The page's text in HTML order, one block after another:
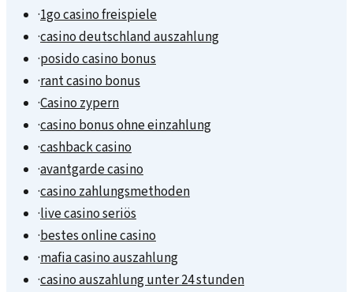
·1go casino freispiele
·casino deutschland auszahlung
·posido casino bonus
·rant casino bonus
·Casino zypern
·casino bonus ohne einzahlung
·cashback casino
·avantgarde casino
·casino zahlungsmethoden
·live casino seriös
·bestes online casino
·mafia casino auszahlung
·casino auszahlung unter 24 stunden